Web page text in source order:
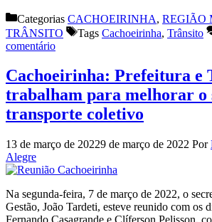
Categorias CACHOEIRINHA, REGIÃO
TRÂNSITO
Tags Cachoeirinha, Trânsito
comentário
Cachoeirinha: Prefeitura e
trabalham para melhorar o
transporte coletivo
13 de março de 20229 de março de 2022 Por
Alegre
Na segunda-feira, 7 de março de 2022, o
Gestão, João Tardeti, esteve reunido com os